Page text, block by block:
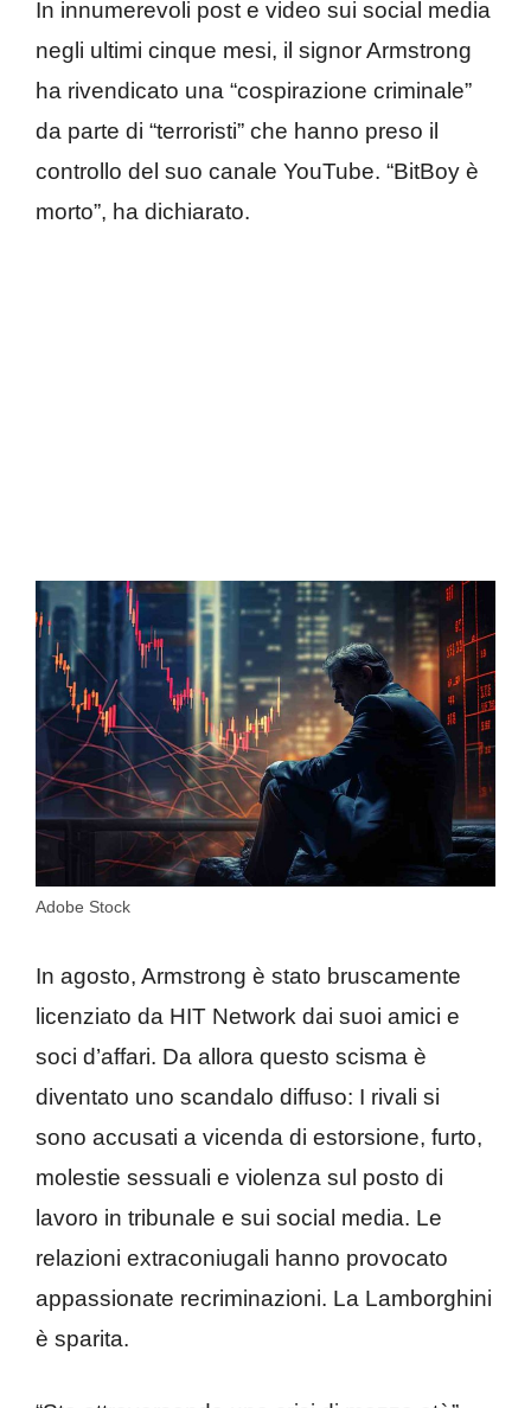
In innumerevoli post e video sui social media
negli ultimi cinque mesi, il signor Armstrong
ha rivendicato una “cospirazione criminale”
da parte di “terroristi” che hanno preso il
controllo del suo canale YouTube. “BitBoy è
morto”, ha dichiarato.
Adobe Stock
In agosto, Armstrong è stato bruscamente
licenziato da HIT Network dai suoi amici e
soci d’affari. Da allora questo scisma è
diventato uno scandalo diffuso: I rivali si
sono accusati a vicenda di estorsione, furto,
molestie sessuali e violenza sul posto di
lavoro in tribunale e sui social media. Le
relazioni extraconiugali hanno provocato
appassionate recriminazioni. La Lamborghini
è sparita.